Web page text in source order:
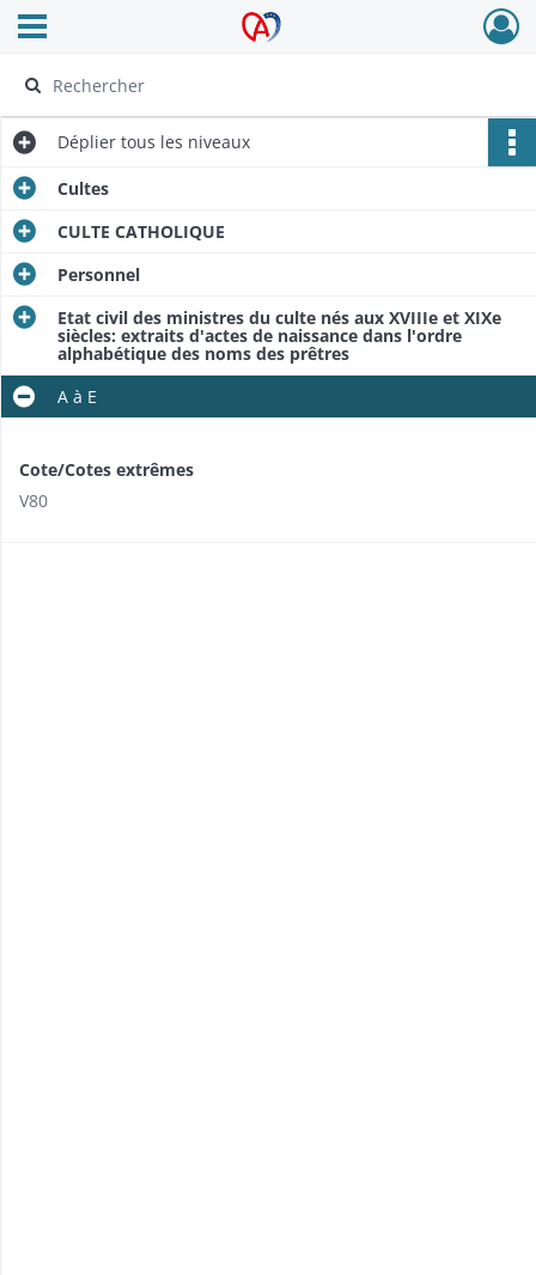
Archives Alsace - Colmar
Ouvrir le menu déroulant
Déplier tous les niveaux
Cultes
CULTE CATHOLIQUE
Personnel
Etat civil des ministres du culte nés aux XVIIIe et XIXe
siècles: extraits d'actes de naissance dans l'ordre
alphabétique des noms des prêtres
A à E
Cote/Cotes extrêmes
V80